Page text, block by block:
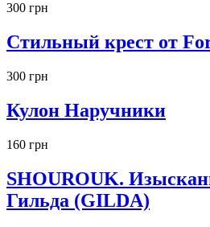
300 грн
Стильный крест от
300 грн
Кулон Наручники
160 грн
SHOUROUK.
Гильда (GILDA)